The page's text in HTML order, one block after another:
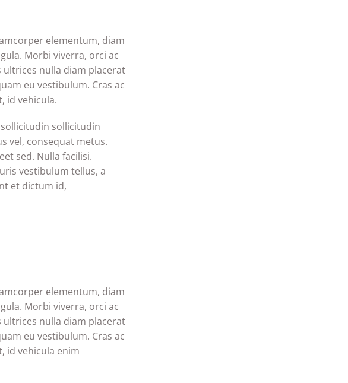
elementum, diam
Morbi viverra, orci ac
nulla diam placerat
eu vestibulum. Cras ac
id vehicula.
sollicitudin
vel, consequat metus.
sed. Nulla facilisi.
vestibulum tellus, a
et dictum id,
elementum, diam
Morbi viverra, orci ac
nulla diam placerat
eu vestibulum. Cras ac
id vehicula enim